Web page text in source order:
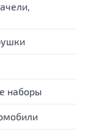
наборы